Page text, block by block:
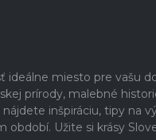
ideálne miesto pre vašu
prírody, malebné
inšpiráciu, tipy na
Užite si krásy